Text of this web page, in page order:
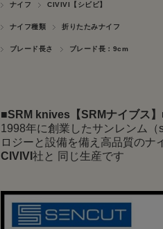
ナイフ CIVIVI【シビビ】
ナイフ種類 折りたたみナイフ
ブレード長さ ブレード長：9cm
■SRM knives【SRMナイブス】
1998年に創業したサンレンム
ロジーと設備を備え高品質のナ
CIVIVI 社と 同じ生産です